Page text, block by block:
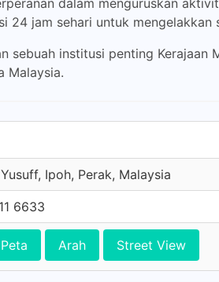
dalam menguruskan
24 jam sehari untuk mengelakkan
sebuah institusi penting
Malaysia.
Ipoh, Perak, Malaysia
6633
Arah Street View